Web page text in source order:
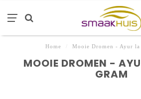
Home Mooie Dromen - Ayur la
MOOIE DROMEN -
GRAM